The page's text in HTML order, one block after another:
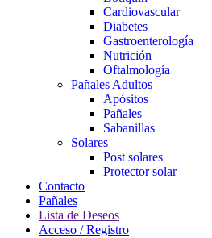
Cardiovascular
Diabetes
Gastroenterología
Nutrición
Oftalmología
Pañales Adultos
Apósitos
Pañales
Sabanillas
Solares
Post solares
Protector solar
Contacto
Pañales
Lista de Deseos
Acceso / Registro